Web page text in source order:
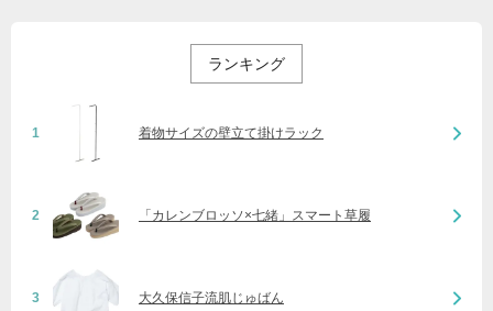
ランキング
1 着物サイズの壁立て掛けラック
2 「カレンブロッソ×七緒」スマート草履
3 大久保信子流肌じゅばん